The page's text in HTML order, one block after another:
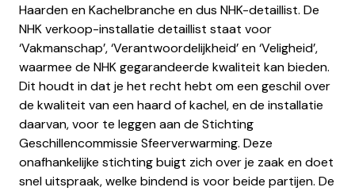
Haarden en Kachelbranche en dus NHK-detaillist. De
NHK verkoop-installatie detaillist staat voor
‘Vakmanschap’, ‘Verantwoordelijkheid’ en ‘Veligheid’,
waarmee de NHK gegarandeerde kwaliteit kan bieden.
Dit houdt in dat je het recht hebt om een geschil over
de kwaliteit van een haard of kachel, en de installatie
daarvan, voor te leggen aan de Stichting
Geschillencommissie Sfeerverwarming. Deze
onafhankelijke stichting buigt zich over je zaak en doet
snel uitspraak, welke bindend is voor beide partijen. De